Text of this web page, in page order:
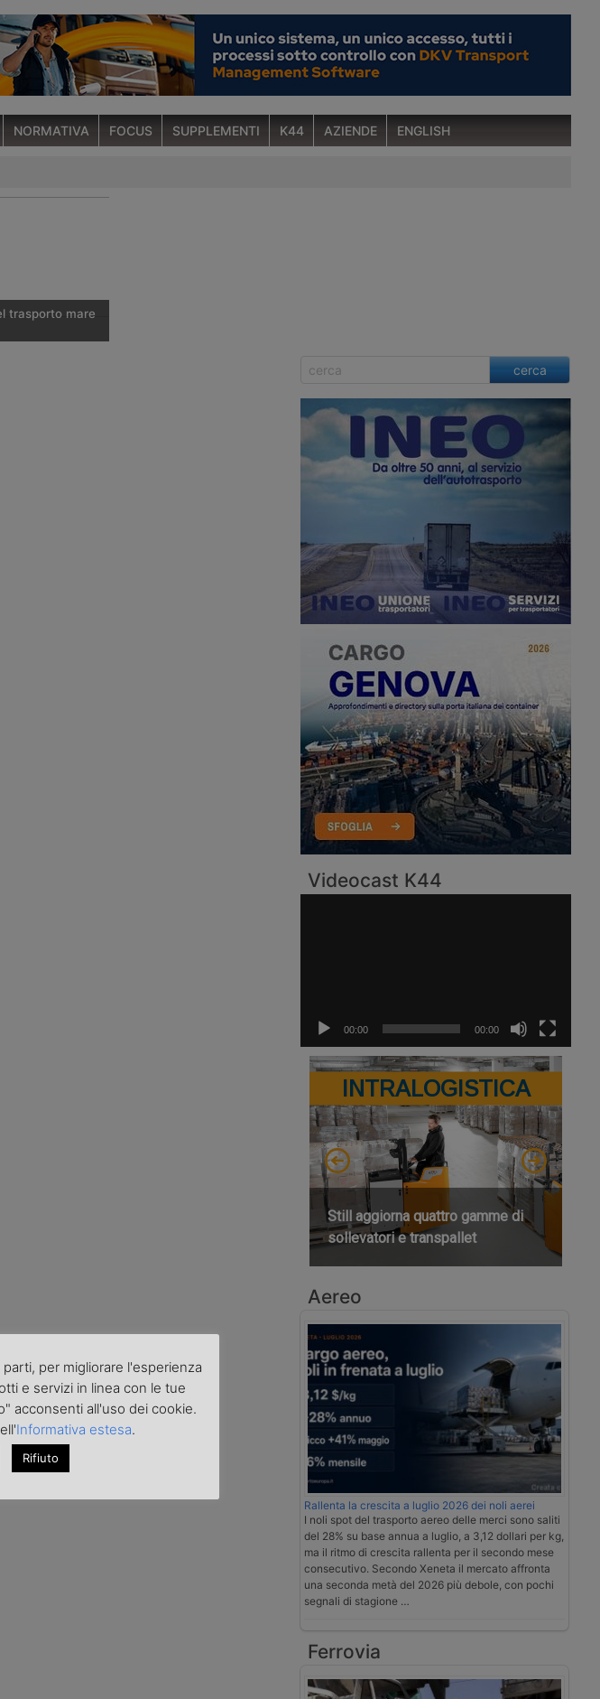
NORMATIVA FOCUS SUPPLEMENTI K44 AZIENDE ENGLISH
trasporto mare
cerca
Videocast K44
00:00 00:00
INTRALOGISTICA
Still aggiorna quattro gamme di
sollevatori e transpallet
Aereo
Rallenta la crescita a luglio 2026 dei noli aerei
I noli spot del trasporto aereo delle merci sono saliti
del 28% su base annua a luglio, a 3,12 dollari per kg,
ma il ritmo di crescita rallenta per il secondo mese
consecutivo. Secondo Xeneta il mercato affronta
una seconda metà del 2026 più debole, con pochi
segnali di stagione …
Ferrovia
per migliorare l'esperienza
e servizi in linea con le tue
acconsenti all'uso dei cookie.
Informativa estesa.
Rifiuto